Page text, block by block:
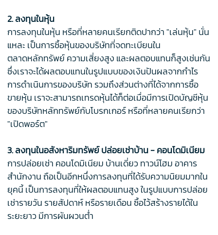
2. ลงทุนในหุ้น
การลงทุนในหุ้น หรือที่หลายคนเรียกติดปากว่า "เล่นหุ้น" นั่น
แหละ เป็นการซื้อหุ้นของบริษัทที่จดทะเบียนใน
ตลาดหลักทรัพย์ ความเสี่ยงสูง และผลตอบแทนก็สูงเช่นกัน
ซึ่งเราจะได้ผลตอบแทนในรูปแบบของเงินปันผลจากกำไร
การดำเนินการของบริษัท รวมถึงส่วนต่างที่ได้จากการซื้อ
ขายหุ้น เราจะสามารถเทรดหุ้นได้ก็ต่อเมื่อมีการเปิดบัญชีหุ้น
ของบริษัทหลักทรัพย์กับโบรกเกอร์ หรือที่หลายคนเรียกว่า
"เปิดพอร์ต"
3. ลงทุนในอสังหาริมทรัพย์ ปล่อยเช่าบ้าน - คอนโดมิเนียม
การปล่อยเช่า คอนโดมิเนียม บ้านเดี่ยว ทาวน์โฮม อาคาร
สำนักงาน ถือเป็นอีกหนึ่งการลงทุนที่ได้รับความนิยมมากใน
ยุคนี้ เป็นการลงทุนที่ให้ผลตอบแทนสูง ในรูปแบบการปล่อย
เช่ารายวัน รายสัปดาห์ หรือรายเดือน ซื้อไว้สร้างรายได้ใน
ระยะยาว มีการผันผวนต่ำ